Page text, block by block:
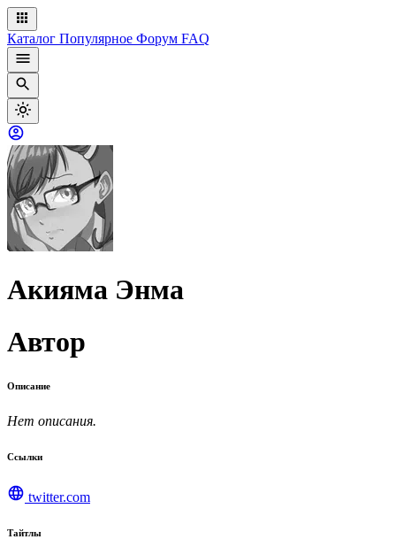
Каталог Популярное Форум FAQ
Акияма Энма
Автор
Описание
Нет описания.
Ссылки
twitter.com
Тайтлы